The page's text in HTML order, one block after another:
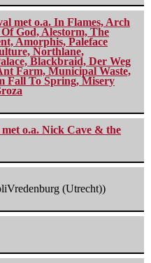
met o.a. In Flames, Arch
God, Alestorm, The
Amorphis, Paleface
Northlane,
Blackbraid, Der Weg
Farm, Municipal Waste,
Fall To Spring, Misery
o.a. Nick Cave & the
(Utrecht))